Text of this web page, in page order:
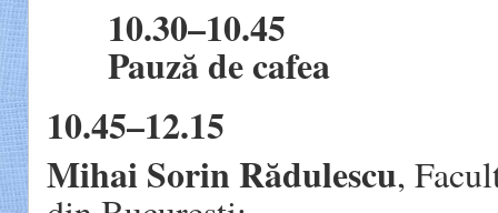
10.30–10.45
Pauză de cafea
10.45–12.15
Mihai Sorin Rădulescu,